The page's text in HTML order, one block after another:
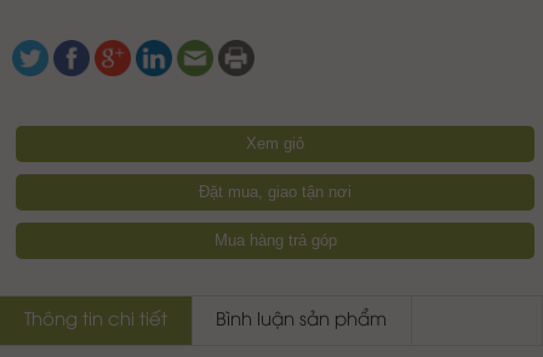
Xem giỏ
Đặt mua, giao tận nơi
Mua hàng trả góp
Thông tin chi tiết Bình luận sản phẩm